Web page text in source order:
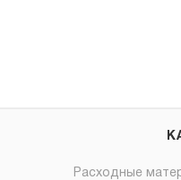
Расходные